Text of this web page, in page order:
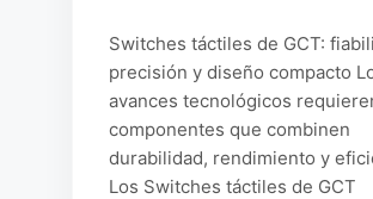
Switches táctiles de GCT:
precisión y diseño compacto
avances tecnológicos
componentes que combinen
durabilidad, rendimiento y
Los Switches táctiles de GCT